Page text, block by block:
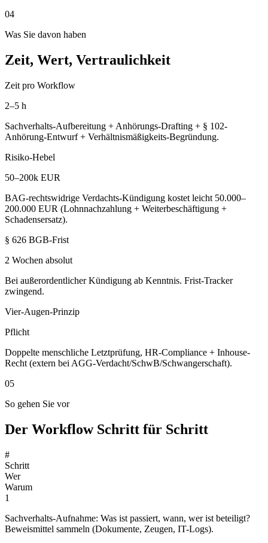
04
Was Sie davon haben
Zeit, Wert, Vertraulichkeit
Zeit pro Workflow
2–5 h
Sachverhalts-Aufbereitung + Anhörungs-Drafting + § 102-
Anhörung-Entwurf + Verhältnismäßigkeits-Begründung.
Risiko-Hebel
50–200k EUR
BAG-rechtswidrige Verdachts-Kündigung kostet leicht 50.000–
200.000 EUR (Lohnnachzahlung + Weiterbeschäftigung +
Schadensersatz).
§ 626 BGB-Frist
2 Wochen absolut
Bei außerordentlicher Kündigung ab Kenntnis. Frist-Tracker
zwingend.
Vier-Augen-Prinzip
Pflicht
Doppelte menschliche Letztprüfung, HR-Compliance + Inhouse-
Recht (extern bei AGG-Verdacht/SchwB/Schwangerschaft).
05
So gehen Sie vor
Der Workflow Schritt für Schritt
#
Schritt
Wer
Warum
1
Sachverhalts-Aufnahme: Was ist passiert, wann, wer ist beteiligt?
Beweismittel sammeln (Dokumente, Zeugen, IT-Logs).